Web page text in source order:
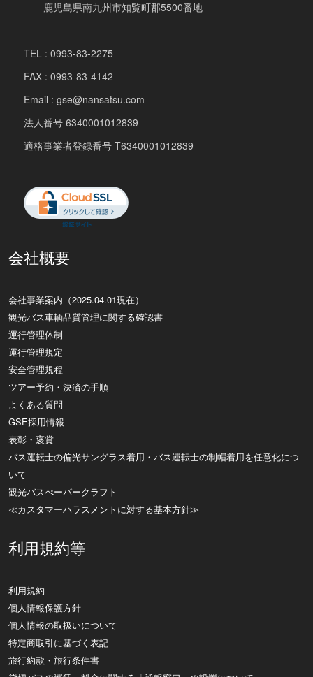
鹿児島県南九州市知覧町郡5500番地
TEL : 0993-83-2275
FAX : 0993-83-4142
Email : gse@nansatsu.com
法人番号 6340001012839
適格事業者登録番号 T6340001012839
会社概要
会社事業案内（2025.04.01現在）
観光バス車輌品質管理に関する確認書
運行管理体制
運行管理規定
安全管理規程
ツアー予約・決済の手順
よくある質問
GSE採用情報
表彰・褒賞
バス運転士の偏光サングラス着用・バス運転士の制帽着用を任意化につ
いて
観光バスぺーパークラフト
≪カスタマーハラスメントに対する基本方針≫
利用規約等
利用規約
個人情報保護方針
個人情報の取扱いについて
特定商取引に基づく表記
旅行約款・旅行条件書